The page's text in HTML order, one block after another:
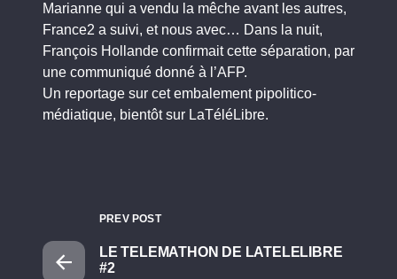
Marianne qui a vendu la mêche avant les autres,
France2 a suivi, et nous avec… Dans la nuit,
François Hollande confirmait cette séparation, par
une communiqué donné à l’AFP.
Un reportage sur cet embalement pipolitico-
médiatique, bientôt sur LaTéléLibre.
PREV POST
LE TELEMATHON DE LATELELIBRE
#2